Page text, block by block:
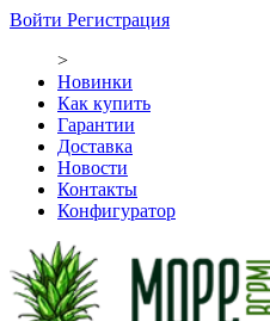
Войти Регистрация
>
Новинки
Как купить
Гарантии
Доставка
Новости
Контакты
Конфигуратор